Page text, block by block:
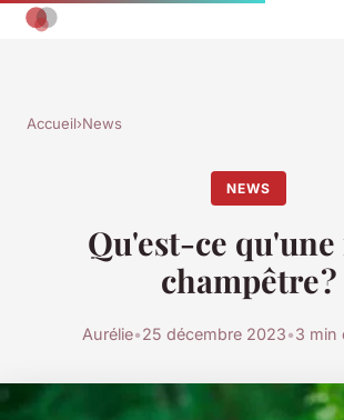
Accueil›News
NEWS
Qu'est-ce qu'une
champêtre ?
Aurélie•25 décembre 2023•3 min